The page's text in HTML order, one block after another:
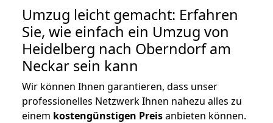
Umzug leicht gemacht: Erfahren
Sie, wie einfach ein Umzug von
Heidelberg nach Oberndorf am
Neckar sein kann
Wir können Ihnen garantieren, dass unser
professionelles Netzwerk Ihnen nahezu alles zu
einem kostengünstigen Preisanbieten können.